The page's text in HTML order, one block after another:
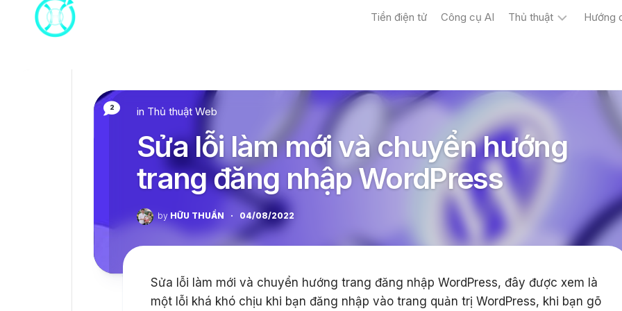
Tiền điện tử Công cụ AI Thủ thuật
Điện
Hướng
2 in Thủ thuật Web
Sửa lỗi làm mới và chuyển hướng
trang đăng nhập WordPress
by HỮU THUẦN · 04/08/2022
Sửa lỗi làm mới và chuyển hướng trang đăng nhập WordPress, đây được xem là
một lỗi khá khó chịu khi bạn đăng nhập vào trang quản trị WordPress, khi bạn gõ